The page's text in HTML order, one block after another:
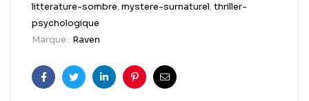
litterature-sombre,mystere-surnaturel,thriller-
psychologique
Marque : Raven
FacebookTwitterLinkedinPinterestEmail